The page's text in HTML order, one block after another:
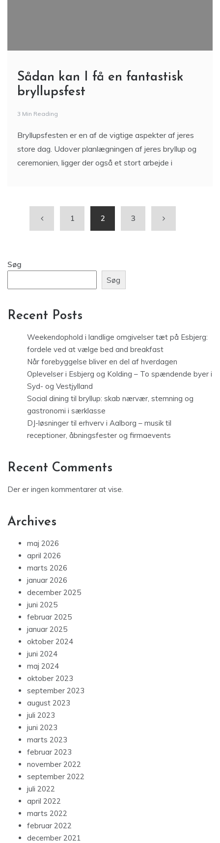
Sådan kan I få en fantastisk
bryllupsfest
3 Min Reading
Bryllupsfesten er en af de vigtige aspekter af jeres
store dag. Udover planlægningen af jeres bryllup og
ceremonien, ligger der også et stort arbejde i
1 2 3
Søg
Søg
Recent Posts
Weekendophold i landlige omgivelser tæt på Esbjerg:
fordele ved at vælge bed and breakfast
Når forebyggelse bliver en del af hverdagen
Oplevelser i Esbjerg og Kolding – To spændende byer i
Syd- og Vestjylland
Social dining til bryllup: skab nærvær, stemning og
gastronomi i særklasse
DJ-løsninger til erhverv i Aalborg – musik til
receptioner, åbningsfester og firmaevents
Recent Comments
Der er ingen kommentarer at vise.
Archives
maj 2026
april 2026
marts 2026
januar 2026
december 2025
juni 2025
februar 2025
januar 2025
oktober 2024
juni 2024
maj 2024
oktober 2023
september 2023
august 2023
juli 2023
juni 2023
marts 2023
februar 2023
november 2022
september 2022
juli 2022
april 2022
marts 2022
februar 2022
december 2021